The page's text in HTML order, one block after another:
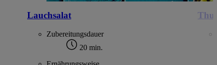
Lauchsalat
Zubereitungsdauer
20 min.